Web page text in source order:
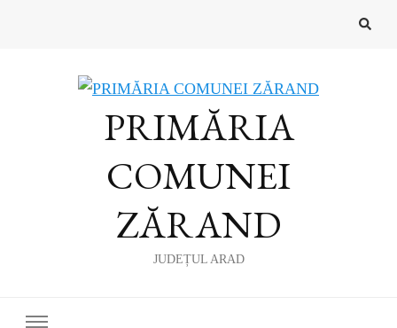
PRIMĂRIA
COMUNEI
ZĂRAND
JUDEȚUL ARAD